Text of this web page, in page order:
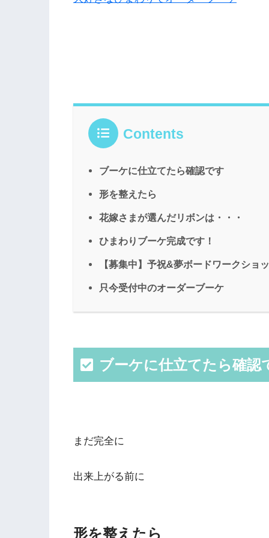
Contents
ブーケに仕立てたら確認です
形を整えたら
花嫁さまが選んだリボンは・・・
ひまわりブーケ完成です！
【募集中】予祝&夢ボードワークショ
只今受付中のオーダーブーケ
ブーケに仕立てたら確認
まだ完全に
出来上がる前に
形を整えたら